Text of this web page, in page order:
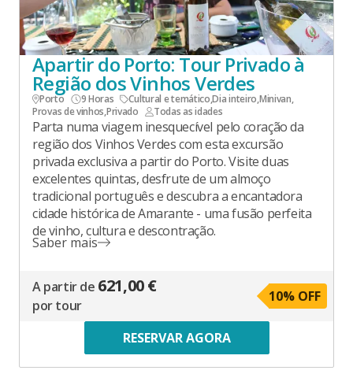
Apartir do Porto: Tour Privado à
Região dos Vinhos Verdes
Porto 9 Horas Cultural e temático,Dia inteiro,Minivan,
Provas de vinhos,Privado Todas as idades
Parta numa viagem inesquecível pelo coração da
região dos Vinhos Verdes com esta excursão
privada exclusiva a partir do Porto. Visite duas
excelentes quintas, desfrute de um almoço
tradicional português e descubra a encantadora
cidade histórica de Amarante - uma fusão perfeita
de vinho, cultura e descontração.
Saber mais
A partir de 621,00 €
por tour
10% OFF
RESERVAR AGORA